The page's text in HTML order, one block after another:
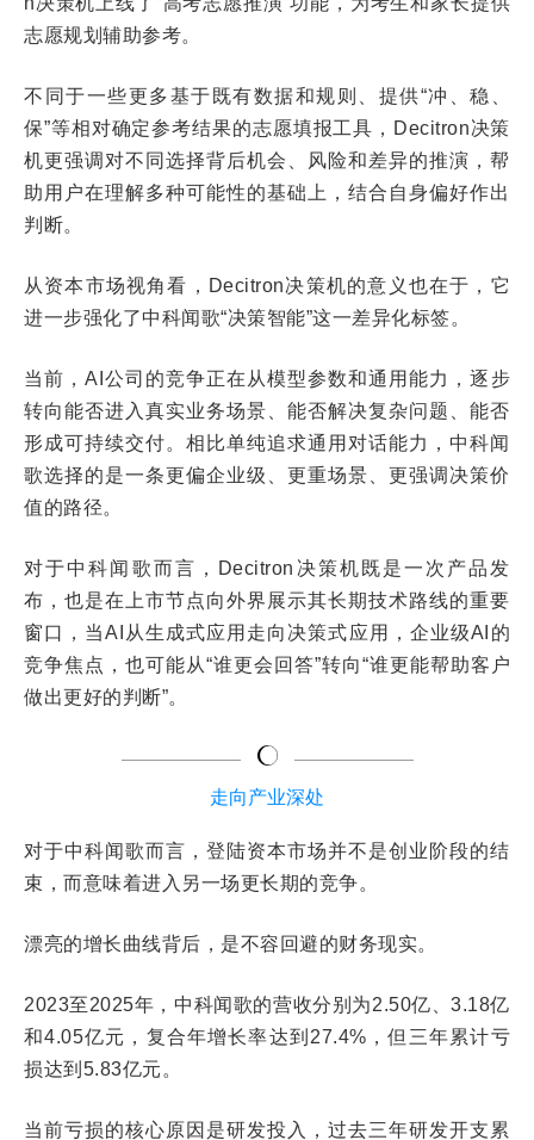
志愿规划辅助参考。
不同于一些更多基于既有数据和规则、提供“冲、稳、
保”等相对确定参考结果的志愿填报工具，Decitron决策
机更强调对不同选择背后机会、风险和差异的推演，帮
助用户在理解多种可能性的基础上，结合自身偏好作出
判断。
从资本市场视角看，Decitron决策机的意义也在于，它
进一步强化了中科闻歌“决策智能”这一差异化标签。
当前，AI公司的竞争正在从模型参数和通用能力，逐步
转向能否进入真实业务场景、能否解决复杂问题、能否
形成可持续交付。相比单纯追求通用对话能力，中科闻
歌选择的是一条更偏企业级、更重场景、更强调决策价
值的路径。
对于中科闻歌而言，Decitron决策机既是一次产品发
布，也是在上市节点向外界展示其长期技术路线的重要
窗口，当AI从生成式应用走向决策式应用，企业级AI的
竞争焦点，也可能从“谁更会回答”转向“谁更能帮助客户
做出更好的判断”。
走向产业深处
对于中科闻歌而言，登陆资本市场并不是创业阶段的结
束，而意味着进入另一场更长期的竞争。
漂亮的增长曲线背后，是不容回避的财务现实。
2023至2025年，中科闻歌的营收分别为2.50亿、3.18亿
和4.05亿元，复合年增长率达到27.4%，但三年累计亏
损达到5.83亿元。
当前亏损的核心原因是研发投入，过去三年研发开支累